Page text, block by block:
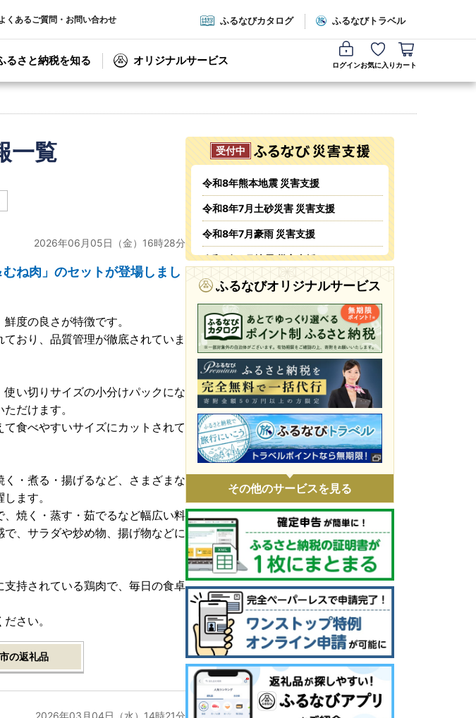
くあるご質問・お問い合わせ ふるなびカタログ ふるなびトラベル
るさと納税を知る オリジナルサービス ログインお気に入り カート
一覧
2026年06月05日（金）16時28分
ね肉」のセットが登場しまし
度の良さが特徴です。
おり、品質管理が徹底されていま
い切りサイズの小分けパックにな
だけます。
食べやすいサイズにカットされて
・煮る・揚げるなど、さまざまな
ます。
焼く・蒸す・茹でるなど幅広い料
、サラダや炒め物、揚げ物などに
持されている鶏肉で、毎日の食卓
さい。
の返礼品
2026年03月04日（水）14時21分
令和8年熊本地震 災害支援
令和8年7月土砂災害 災害支援
令和8年7月豪雨 災害支援
令和8年6月地震 災害支援
令和8年6月火災 災害支援
令和8年5・6月台風・豪雨 災害支援
令和8年4月火災 災害支援
令和8年1月豪雪 災害支援
令和7年11月火災 災害支援
令和7年9・10月台風・豪雨 災害支援
令和7年 埼玉県白岡市役所火災に伴う支
援
令和7年1・2月豪雪 災害支援
令和6年9月能登豪雨 災害支援
令和6年能登半島地震 災害支援
ウクライナ情勢による人道支援
ふるなびオリジナルサービス
その他のサービスを見る